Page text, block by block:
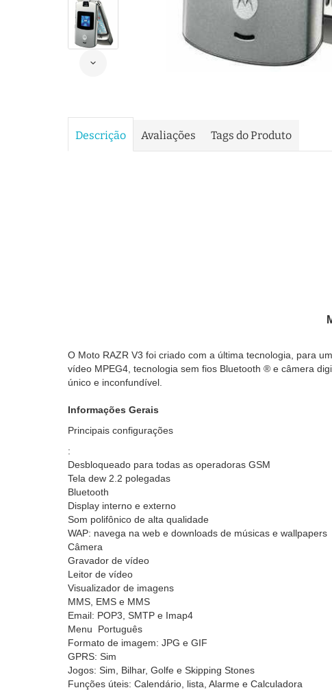
Descrição Avaliações Tags do Produto
O Moto RAZR V3 foi criado com a última tecnologia, para
vídeo MPEG4, tecnologia sem fios Bluetooth ® e câmera
único e inconfundível.
Informações Gerais
Principais configurações
:
Desbloqueado para todas as operadoras GSM
Tela dew 2.2 polegadas
Bluetooth
Display interno e externo
Som polifônico de alta qualidade
WAP: navega na web e downloads de músicas e wallpapers
Câmera
Gravador de vídeo
Leitor de vídeo
Visualizador de imagens
MMS, EMS e MMS
Email: POP3, SMTP e Imap4
Menu Português
Formato de imagem: JPG e GIF
GPRS: Sim
Jogos: Sim, Bilhar, Golfe e Skipping Stones
Funções úteis: Calendário, lista, Alarme e Calculadora